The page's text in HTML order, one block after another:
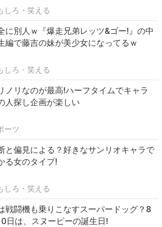
しろ・笑える
に別人ｗ『爆走兄弟レッツ&ゴー!』の中
編で藤吉の妹が美少女になってるｗ
しろ・笑える
ノリなのが最高!ハーフタイムでキャラ
人探し企画が楽しい
ーツ
と偏見による？好きなサンリオキャラで
る女のタイプ!
しろ・笑える
戦闘機も乗りこなすスーパードッグ？8
日は、スヌーピーの誕生日!